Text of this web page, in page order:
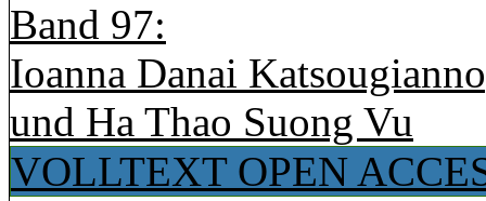
Band 97:
Ioanna Danai
und Ha Thao Suong Vu
VOLLTEXT OPEN